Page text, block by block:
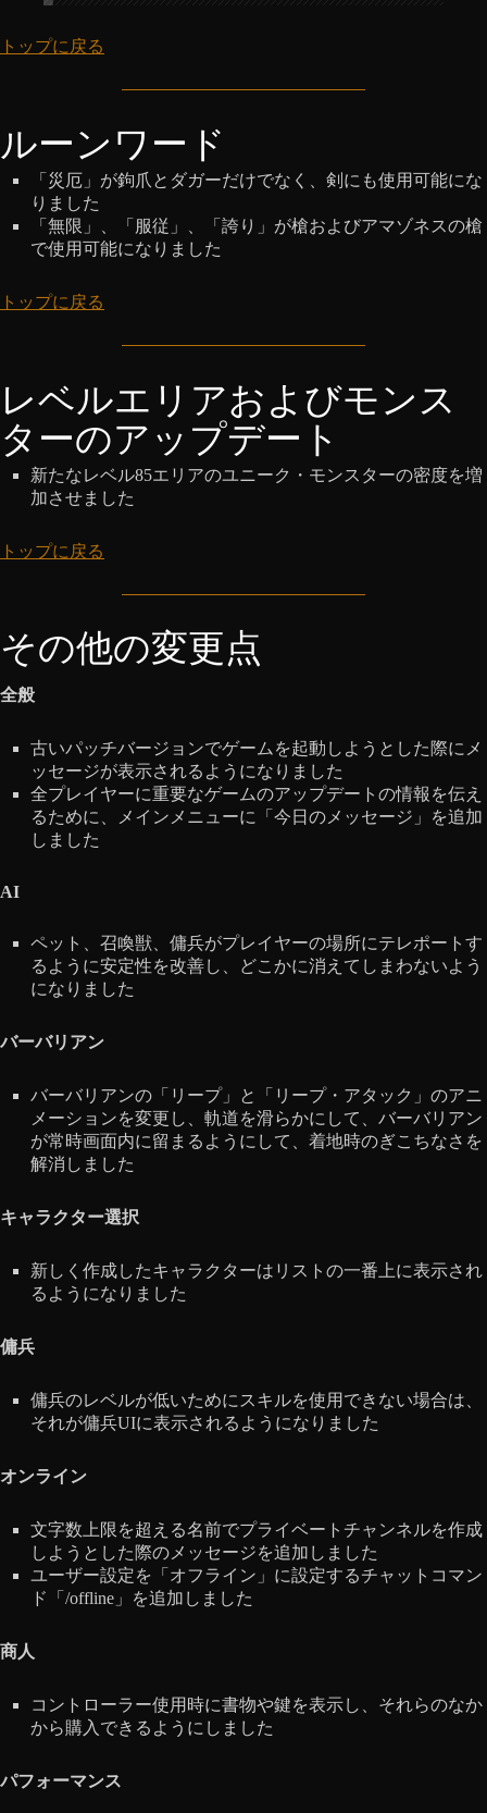
トップに戻る
ルーンワード
「災厄」が鉤爪とダガーだけでなく、剣にも使用可能にな
りました
「無限」、「服従」、「誇り」が槍およびアマゾネスの槍
で使用可能になりました
トップに戻る
レベルエリアおよびモンス
ターのアップデート
新たなレベル85エリアのユニーク・モンスターの密度を増
加させました
トップに戻る
その他の変更点
全般
古いパッチバージョンでゲームを起動しようとした際にメ
ッセージが表示されるようになりました
全プレイヤーに重要なゲームのアップデートの情報を伝え
るために、メインメニューに「今日のメッセージ」を追加
しました
AI
ペット、召喚獣、傭兵がプレイヤーの場所にテレポートす
るように安定性を改善し、どこかに消えてしまわないよう
になりました
バーバリアン
バーバリアンの「リープ」と「リープ・アタック」のアニ
メーションを変更し、軌道を滑らかにして、バーバリアン
が常時画面内に留まるようにして、着地時のぎこちなさを
解消しました
キャラクター選択
新しく作成したキャラクターはリストの一番上に表示され
るようになりました
傭兵
傭兵のレベルが低いためにスキルを使用できない場合は、
それが傭兵UIに表示されるようになりました
オンライン
文字数上限を超える名前でプライベートチャンネルを作成
しようとした際のメッセージを追加しました
ユーザー設定を「オフライン」に設定するチャットコマン
ド「/offline」を追加しました
商人
コントローラー使用時に書物や鍵を表示し、それらのなか
から購入できるようにしました
パフォーマンス